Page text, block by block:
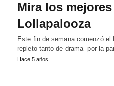
Mira los
Lollapalooza
Este fin de semana comenzó
repleto tanto de drama -por la
Hace 5 años